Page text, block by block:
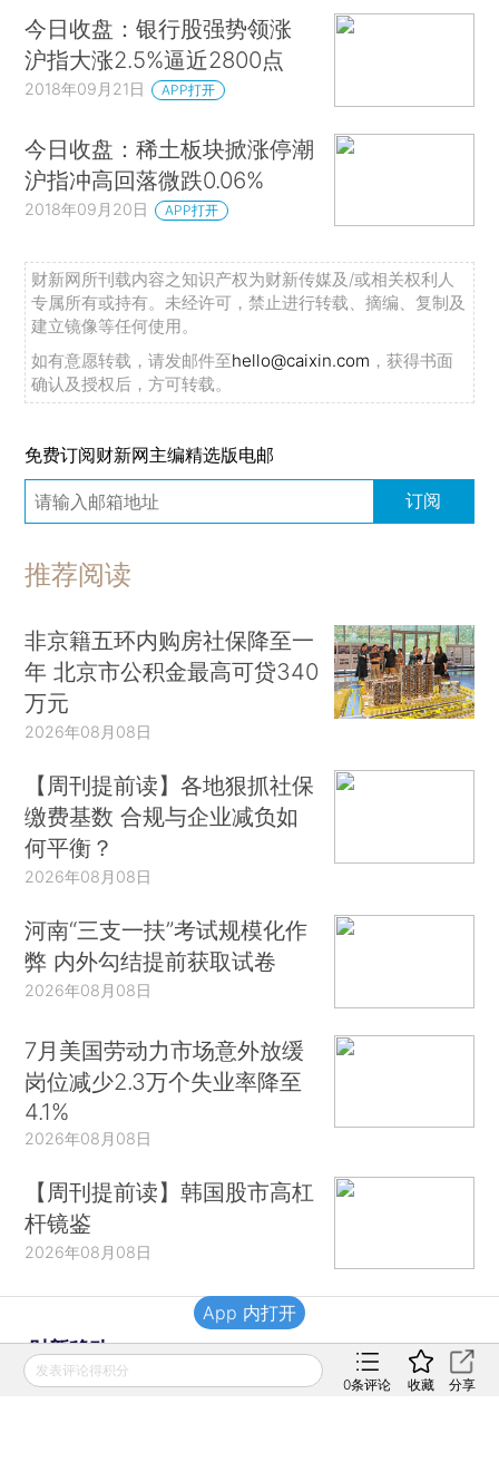
今日收盘：银行股强势领涨
沪指大涨2.5%逼近2800点
2018年09月21日 APP打开
今日收盘：稀土板块掀涨停潮
沪指冲高回落微跌0.06%
2018年09月20日 APP打开
财新网所刊载内容之知识产权为财新传媒及/或相关权利人
专属所有或持有。未经许可，禁止进行转载、摘编、复制及
建立镜像等任何使用。
如有意愿转载，请发邮件至hello@caixin.com ，获得书面
确认及授权后，方可转载。
免费订阅财新网主编精选版电邮
订阅
推荐阅读
非京籍五环内购房社保降至一
年 北京市公积金最高可贷340
万元
2026年08月08日
【周刊提前读】各地狠抓社保
缴费基数 合规与企业减负如
何平衡？
2026年08月08日
河南“三支一扶”考试规模化作
弊 内外勾结提前获取试卷
2026年08月08日
7月美国劳动力市场意外放缓
岗位减少2.3万个失业率降至
4.1%
2026年08月08日
【周刊提前读】韩国股市高杠
杆镜鉴
2026年08月08日
财新移动
发表评论得积分
0条评论 收藏 分享
App 内打开